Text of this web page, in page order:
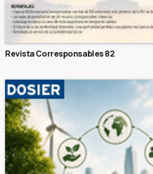
Revista Corresponsables 82